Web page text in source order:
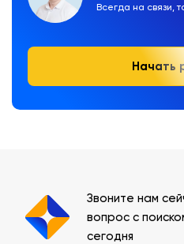
Всегда на связи,
Начать
Звоните нам
вопрос с
сегодня